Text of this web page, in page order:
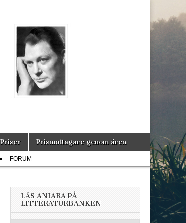
Priser Prismottagare genom åren
FORUM
LÄS ANIARA PÅ
LITTERATURBANKEN